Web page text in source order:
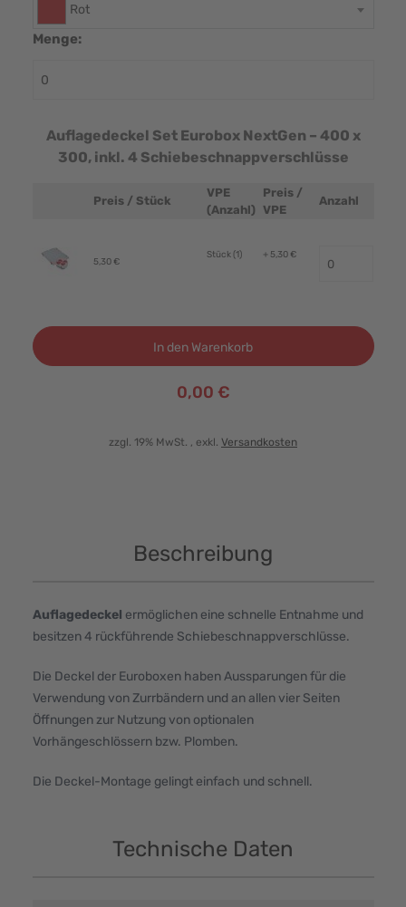
Rot
Menge:
Auflagedeckel Set Eurobox NextGen – 400 x
300, inkl. 4 Schiebeschnappverschlüsse
Produktbild
Preis / Stück
VPE
(Anzahl)
Preis /
VPE
Anzahl
5,30 €
Stück (1) + 5,30 €
In den Warenkorb
0,00 €
zzgl. 19% MwSt. , exkl. Versandkosten
Beschreibung
Auflagedeckel ermöglichen eine schnelle Entnahme und
besitzen 4 rückführende Schiebeschnappverschlüsse.
Die Deckel der Euroboxen haben Aussparungen für die
Verwendung von Zurrbändern und an allen vier Seiten
Öffnungen zur Nutzung von optionalen
Vorhängeschlössern bzw. Plomben.
Die Deckel-Montage gelingt einfach und schnell.
Technische Daten